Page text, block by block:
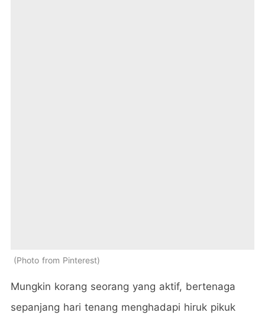
Photo from Pinterest
Mungkin korang seorang yang aktif, bertenaga
sepanjang hari tenang menghadapi hiruk pikuk